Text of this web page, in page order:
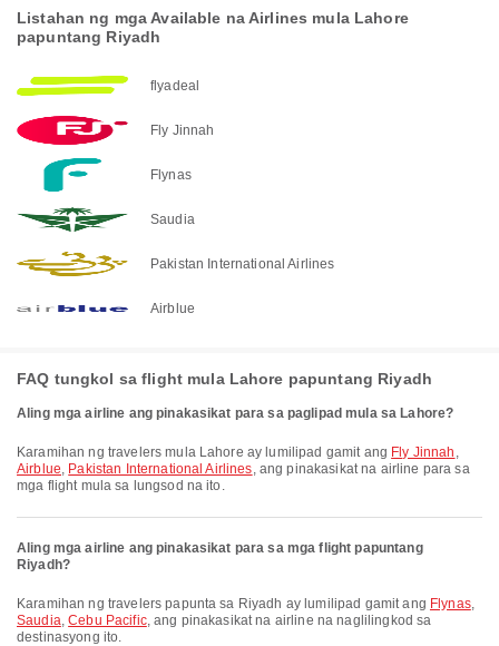
Listahan ng mga Available na Airlines mula Lahore
papuntang Riyadh
flyadeal
Fly Jinnah
Flynas
Saudia
Pakistan International Airlines
Airblue
FAQ tungkol sa flight mula Lahore papuntang Riyadh
Aling mga airline ang pinakasikat para sa paglipad mula sa Lahore?
Karamihan ng travelers mula Lahore ay lumilipad gamit ang Fly Jinnah ,
Airblue, Pakistan International Airlines, ang pinakasikat na airline para sa
mga flight mula sa lungsod na ito.
Aling mga airline ang pinakasikat para sa mga flight papuntang
Riyadh?
Karamihan ng travelers papunta sa Riyadh ay lumilipad gamit ang Flynas,
Saudia,Cebu Pacific, ang pinakasikat na airline na naglilingkod sa
destinasyong ito.